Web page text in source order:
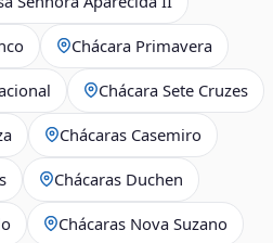
Chácara Primavera
Chácara Sete Cruzes
Chácaras Casemiro
Chácaras Duchen
Chácaras Nova Suzano